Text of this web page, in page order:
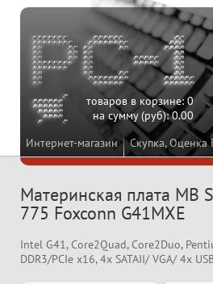
Интернет-магазин Скупка, Оценка
товаров в корзине:0
на сумму (руб):0.00
Материнская плата MB
775 Foxconn G41MXE
Intel G41, Core2Quad, Core2Duo,
DDR3/PCIe x16, 4x SATAII/ VGA/ 4x